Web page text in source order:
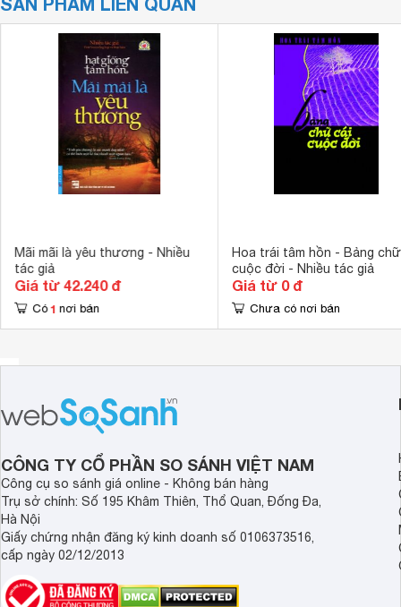
Mãi mãi là yêu thương - Nhiều
tác giả
Giá từ 42.240 đ
Có 1 nơi bán
Hoa trái tâm hồn - Bảng
cuộc đời - Nhiều tác giả
Giá từ 0 đ
Chưa có nơi bán
CÔNG TY CỔ PHẦN SO SÁNH VIỆT NAM
Công cụ so sánh giá online - Không bán hàng
Trụ sở chính: Số 195 Khâm Thiên, Thổ Quan, Đống Đa,
Hà Nội
Giấy chứng nhận đăng ký kinh doanh số 0106373516,
cấp ngày 02/12/2013